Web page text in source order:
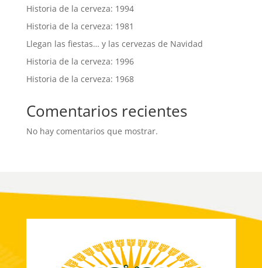
Historia de la cerveza: 1994
Historia de la cerveza: 1981
Llegan las fiestas… y las cervezas de Navidad
Historia de la cerveza: 1996
Historia de la cerveza: 1968
Comentarios recientes
No hay comentarios que mostrar.